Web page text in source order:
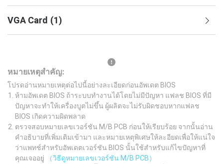
VGA Card (1)
หมายเหตุสำคัญ:
โปรดอ่านหมายเหตุต่อไปนี้อย่างละเอียดก่อนอัพเดต BIOS
ห้ามอัพเดต BIOS ถ้าระบบทำงานได้โดยไม่มีปัญหา แฟลช BIOS ที่มี
ปัญหาจะทำให้เครื่องบูตไม่ขึ้น ผู้ผลิตจะไม่รับผิดชอบหากแฟลช
BIOS เกิดความผิดพลาด
ตรวจสอบหมายเลขเวอร์ชัน M/B PCB ก่อนให้เรียบร้อย จากนั้นอ่าน
คำอธิบายที่เพิ่มเติมเข้ามา และหมายเหตุพิเศษให้ละอียดเพื่อให้แน่ใจ
ว่าแพทช์สำหรับอัพเดตเวอร์ชัน BIOS นั้นใช้สำหรับแก้ไขปัญหาที่
คุณเจออยู่
（วิธีดูหมายเลขเวอร์ชัน M/B PCB）